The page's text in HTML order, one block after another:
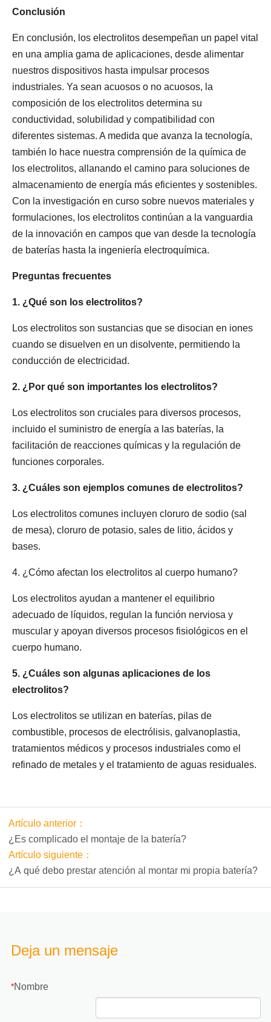
Conclusión
En conclusión, los electrolitos desempeñan un papel vital
en una amplia gama de aplicaciones, desde alimentar
nuestros dispositivos hasta impulsar procesos
industriales. Ya sean acuosos o no acuosos, la
composición de los electrolitos determina su
conductividad, solubilidad y compatibilidad con
diferentes sistemas. A medida que avanza la tecnología,
también lo hace nuestra comprensión de la química de
los electrolitos, allanando el camino para soluciones de
almacenamiento de energía más eficientes y sostenibles.
Con la investigación en curso sobre nuevos materiales y
formulaciones, los electrolitos continúan a la vanguardia
de la innovación en campos que van desde la tecnología
de baterías hasta la ingeniería electroquímica.
Preguntas frecuentes
1. ¿Qué son los electrolitos?
Los electrolitos son sustancias que se disocian en iones
cuando se disuelven en un disolvente, permitiendo la
conducción de electricidad.
2. ¿Por qué son importantes los electrolitos?
Los electrolitos son cruciales para diversos procesos,
incluido el suministro de energía a las baterías, la
facilitación de reacciones químicas y la regulación de
funciones corporales.
3. ¿Cuáles son ejemplos comunes de electrolitos?
Los electrolitos comunes incluyen cloruro de sodio (sal
de mesa), cloruro de potasio, sales de litio, ácidos y
bases.
4. ¿Cómo afectan los electrolitos al cuerpo humano?
Los electrolitos ayudan a mantener el equilibrio
adecuado de líquidos, regulan la función nerviosa y
muscular y apoyan diversos procesos fisiológicos en el
cuerpo humano.
5. ¿Cuáles son algunas aplicaciones de los
electrolitos?
Los electrolitos se utilizan en baterías, pilas de
combustible, procesos de electrólisis, galvanoplastia,
tratamientos médicos y procesos industriales como el
refinado de metales y el tratamiento de aguas residuales.
Artículo anterior：
¿Es complicado el montaje de la batería?
Artículo siguiente：
¿A qué debo prestar atención al montar mi propia batería?
Deja un mensaje
*Nombre